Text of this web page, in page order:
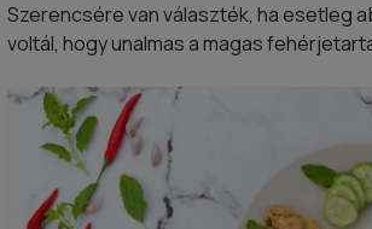
Szerencsére van választék, ha esetleg
voltál, hogy unalmas a magas